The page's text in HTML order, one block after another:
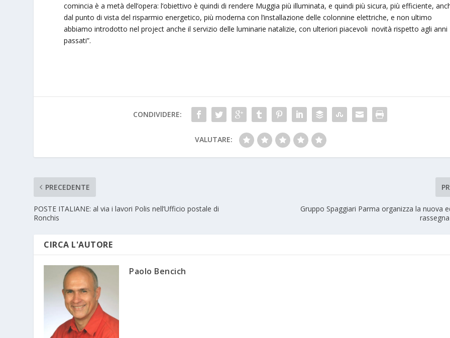
comincia è a metà dell’opera: l’obiettivo è quindi di rendere Muggia più illuminata, e quindi più sicura, più efficiente,
dal punto di vista del risparmio energetico, più moderna con l’installazione delle colonnine elettriche, e non ultimo
abbiamo introdotto nel project anche il servizio delle luminarie natalizie, con ulteriori piacevoli novità rispetto agli anni
passati”.
CONDIVIDERE:
VALUTARE:
PRECEDENTE
POSTE ITALIANE: al via i lavori Polis nell’Ufficio postale di
Ronchis
Gruppo Spaggiari Parma organizza la nuova
CIRCA L'AUTORE
Paolo Bencich